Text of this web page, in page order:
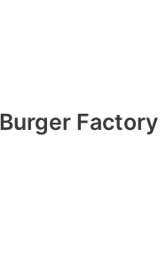
Factory